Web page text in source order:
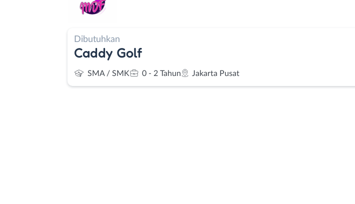
Dibutuhkan
Caddy Golf
SMA / SMK 0 - 2 Tahun Jakarta Pusat